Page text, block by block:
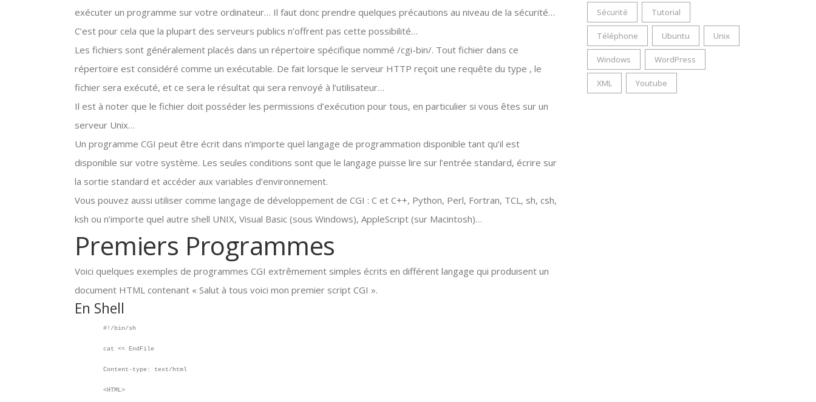
exécuter un programme sur votre ordinateur… Il faut donc prendre quelques précautions au niveau de la sécurité…
C’est pour cela que la plupart des serveurs publics n’offrent pas cette possibilité…
Les fichiers sont généralement placés dans un répertoire spécifique nommé /cgi-bin/. Tout fichier dans ce
répertoire est considéré comme un exécutable. De fait lorsque le serveur HTTP reçoit une requête du type , le
fichier sera exécuté, et ce sera le résultat qui sera renvoyé à l’utilisateur…
Il est à noter que le fichier doit posséder les permissions d’exécution pour tous, en particulier si vous êtes sur un
serveur Unix…
Un programme CGI peut être écrit dans n’importe quel langage de programmation disponible tant qu’il est
disponible sur votre système. Les seules conditions sont que le langage puisse lire sur l’entrée standard, écrire sur
la sortie standard et accéder aux variables d’environnement.
Vous pouvez aussi utiliser comme langage de développement de CGI : C et C++, Python, Perl, Fortran, TCL, sh, csh,
ksh ou n’importe quel autre shell UNIX, Visual Basic (sous Windows), AppleScript (sur Macintosh)…
Premiers Programmes
Voici quelques exemples de programmes CGI extrêmement simples écrits en différent langage qui produisent un
document HTML contenant « Salut à tous voici mon premier script CGI ».
En Shell
#!/bin/sh
cat << EndFile
Content-type: text/html
<HTML>
Sécurité Tutorial
Téléphone Ubuntu Unix
Windows WordPress
XML Youtube